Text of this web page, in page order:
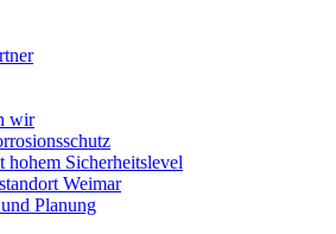
wir
hohem Sicherheitslevel
Weimar
Planung